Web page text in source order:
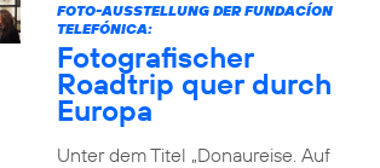
FOTO-AUSSTELLUNG DER FUNDACÍON
TELEFÓNICA:
Fotografischer
Roadtrip quer durch
Europa
Unter dem Titel „Donaureise. Auf